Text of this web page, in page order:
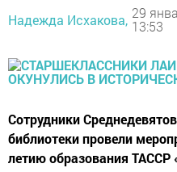
Надежда Исхакова, 29
13:53
Сотрудники
библиотеки провели
летию образования ТАССР